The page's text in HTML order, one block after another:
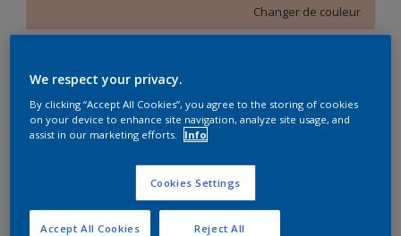
Changer de couleur
5L
Quantité Calculateur de peinture
We respect your privacy.
By clicking “Accept All Cookies”, you agree to the storing of cookies
on your device to enhance site navigation, analyze site usage, and
assist in our marketing efforts.
Info
Cookies Settings
Reject All
Accept All Cookies